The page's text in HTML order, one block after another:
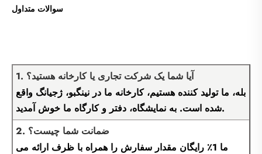
سوالات متداول
1. آیا شما یک شرکت تجاری یا کارخانه هستید؟
بله، ما تولید کننده هستیم، کارخانه ما در نینگبو، ژجیانگ واقع
شده است. به نمایشگاه، دفتر و کارگاه ما خوش آمدید.
2. ضمانت شما چیست؟
ما 1٪ رایگان مقدار سفارش را همراه با ظرف ارائه می